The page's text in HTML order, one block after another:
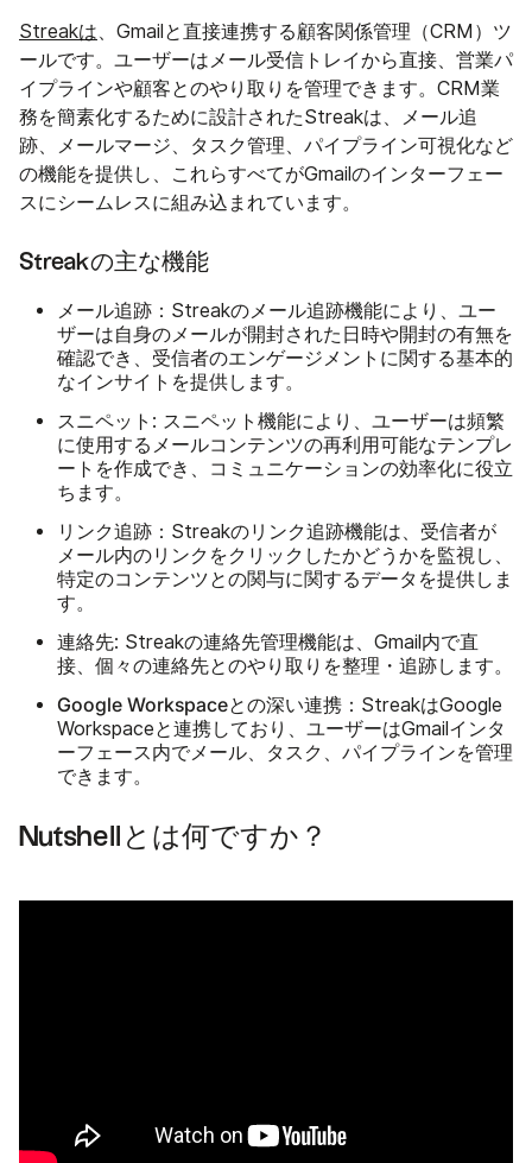
Streakは 、Gmailと直接連携する顧客関係管理（CRM）ツ
ールです。ユーザーはメール受信トレイから直接、営業パ
イプラインや顧客とのやり取りを管理できます。CRM業
務を簡素化するために設計されたStreakは、メール追
跡、メールマージ、タスク管理、パイプライン可視化など
の機能を提供し、これらすべてがGmailのインターフェー
スにシームレスに組み込まれています。
Streakの主な機能
メール追跡 ：Streakのメール追跡機能により、ユー
ザーは自身のメールが開封された日時や開封の有無を
確認でき、受信者のエンゲージメントに関する基本的
なインサイトを提供します。
スニペット : スニペット機能により、ユーザーは頻繁
に使用するメールコンテンツの再利用可能なテンプレ
ートを作成でき、コミュニケーションの効率化に役立
ちます。
リンク追跡 ：Streakのリンク追跡機能は、受信者が
メール内のリンクをクリックしたかどうかを監視し、
特定のコンテンツとの関与に関するデータを提供しま
す。
連絡先: Streakの連絡先管理機能は、Gmail内で直
接、個々の連絡先とのやり取りを整理・追跡します。
Google Workspaceとの深い連携 ：StreakはGoogle
Workspaceと連携しており、ユーザーはGmailインタ
ーフェース内でメール、タスク、パイプラインを管理
できます。
Nutshellとは何ですか？